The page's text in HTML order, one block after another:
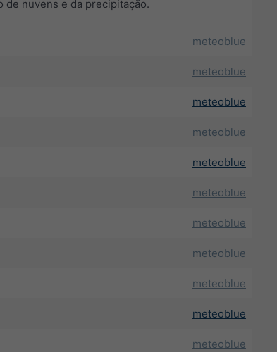
nuvens e da precipitação.
meteoblue
meteoblue
meteoblue
meteoblue
meteoblue
meteoblue
meteoblue
meteoblue
meteoblue
meteoblue
meteoblue